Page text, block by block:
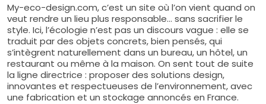
My-eco-design.com, c’est un site où l’on vient quand on
veut rendre un lieu plus responsable… sans sacrifier le
style. Ici, l’écologie n’est pas un discours vague : elle se
traduit par des objets concrets, bien pensés, qui
s’intègrent naturellement dans un bureau, un hôtel, un
restaurant ou même à la maison. On sent tout de suite
la ligne directrice : proposer des solutions design,
innovantes et respectueuses de l’environnement, avec
une fabrication et un stockage annoncés en France.